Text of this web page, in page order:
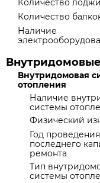
Количество
Количество
Наличие
Внутридомовая
отопления
Наличие
системы
Физический
Год проведения
последнего
ремонта
Тип
системы